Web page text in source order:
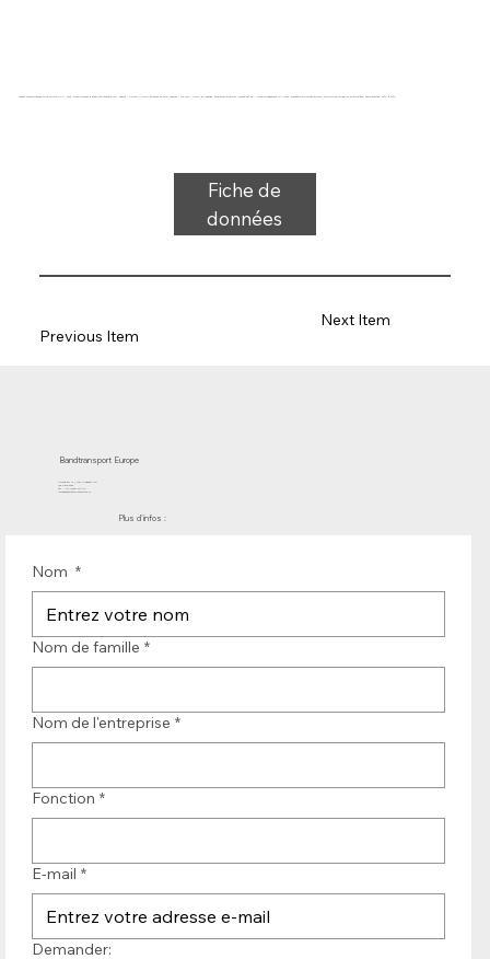
Bande transporteuse type 22-13/6 PVC, vert, tissu bicouche à stabilité latérale (R), dessus : 2,0 mm + profil en dents de scie, dessous : 0,6 mm + profil en losange, épaisseur 5,35 mm, dureté 60° ShA, force-allongement 10 N/mm, diamètre du rouleau 80 mm, support de rouleau et de glissière, température -15°C à 90°C
Fiche de
données
Previous Item
Next Item
Bandtransport Europe
Molenwerf 12 | DB Uitgeest 1911
les Pays-Bas
Tél. : +31 (0)251 319 119
info@bandtransporteurope.nl
Plus d'infos :
Nom *
Nom de famille *
Nom de l'entreprise *
Fonction *
E-mail *
Demander: